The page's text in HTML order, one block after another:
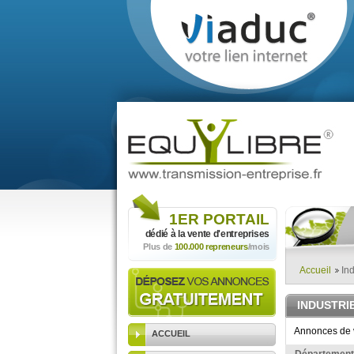
1ER PORTAIL
dédié à la vente d'entreprises
Plus de 100.000 repreneurs/mois
ACCUEIL
Accueil
Annonces de